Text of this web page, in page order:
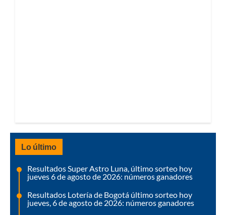
Lo último
Resultados Super Astro Luna, último sorteo hoy
jueves 6 de agosto de 2026: números ganadores
Resultados Lotería de Bogotá último sorteo hoy
jueves, 6 de agosto de 2026: números ganadores